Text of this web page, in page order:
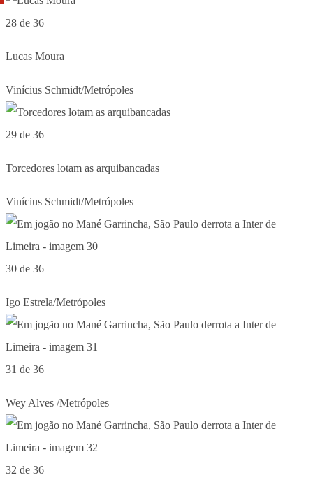
28 de 36
Lucas Moura
Vinícius Schmidt/Metrópoles
29 de 36
Torcedores lotam as arquibancadas
Vinícius Schmidt/Metrópoles
30 de 36
Igo Estrela/Metrópoles
31 de 36
Wey Alves /Metrópoles
32 de 36